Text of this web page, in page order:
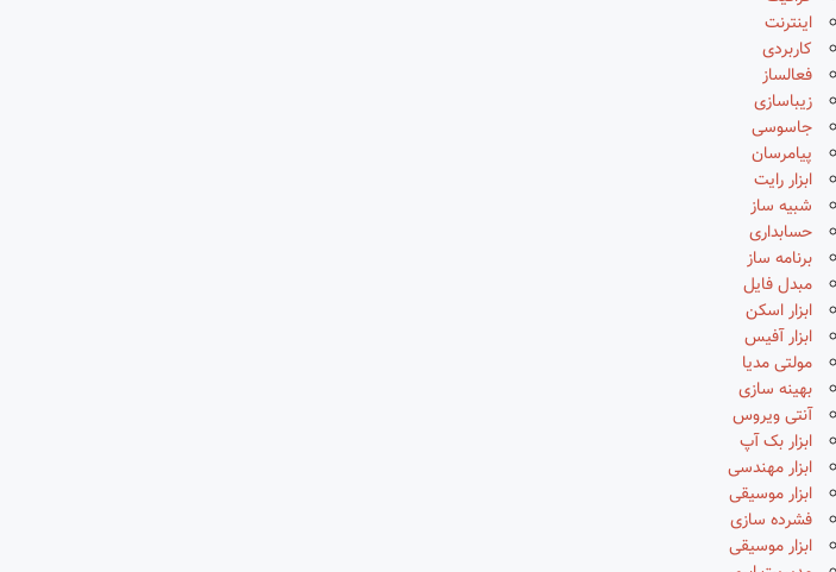
اینترنت
کاربردی
فعالساز
زیباسازی
جاسوسی
پیامرسان
ابزار رایت
شبیه ساز
حسابداری
برنامه ساز
مبدل فایل
ابزار اسکن
ابزار آفیس
مولتی مدیا
بهینه سازی
آنتی ویروس
ابزار بک آپ
ابزار مهندسی
ابزار موسیقی
فشرده سازی
ابزار موسیقی